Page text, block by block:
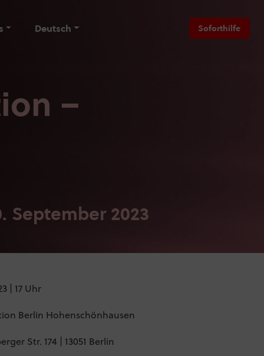
Deutsch Soforthilfe
–
September 2023
| 17 Uhr
Berlin Hohenschönhausen
Str. 174 | 13051 Berlin